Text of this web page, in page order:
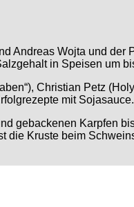
Andreas Wojta und
in Speisen um
Christian Petz
mit Sojasauce.
gebackenen Karpfen
Kruste beim